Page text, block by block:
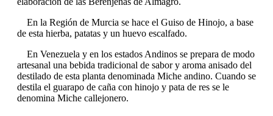
En la Región de Murcia se hace el Guiso de Hinojo, a base
de esta hierba, patatas y un huevo escalfado.
En Venezuela y en los estados Andinos se prepara de modo
artesanal una bebida tradicional de sabor y aroma anisado del
destilado de esta planta denominada Miche andino. Cuando se
destila el guarapo de caña con hinojo y pata de res se le
denomina Miche callejonero.